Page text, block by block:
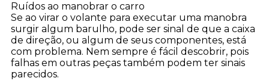
Ruídos ao manobrar o carro
Se ao virar o volante para executar uma manobra
surgir algum barulho, pode ser sinal de que a caixa
de direção, ou algum de seus componentes, est
com problema. Nem sempre é fácil descobrir, pois
falhas em outras peças também podem ter sinais
parecidos.